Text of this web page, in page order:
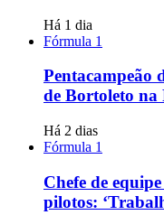
Há 1 dia
Fórmula 1
Pentacampeão
de Bortoleto na
Há 2 dias
Fórmula 1
Chefe de
pilotos: